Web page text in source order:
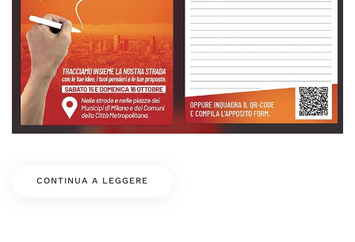
CONTINUA A LEGGERE